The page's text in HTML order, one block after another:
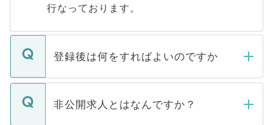
行なっております。
登録後は何をすればよいのですか
ご登録いただきましたら、弊社担当者がご
登録内容を確認し、その後メールもしくは
非公開求人とはなんですか？